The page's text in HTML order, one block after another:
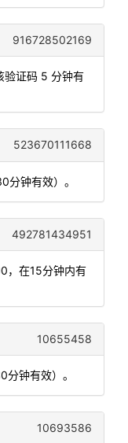
916728502169
验证码 5 分钟有
523670111668
分钟有效）。
492781434951
，在15分钟内有
10655458
钟有效）。
10693586